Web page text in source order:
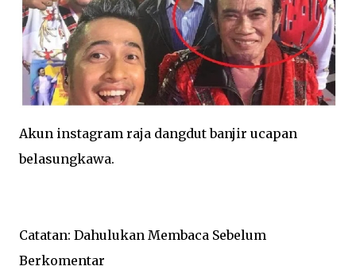
Akun instagram raja dangdut banjir ucapan
belasungkawa.
Catatan: Dahulukan Membaca Sebelum
Berkomentar